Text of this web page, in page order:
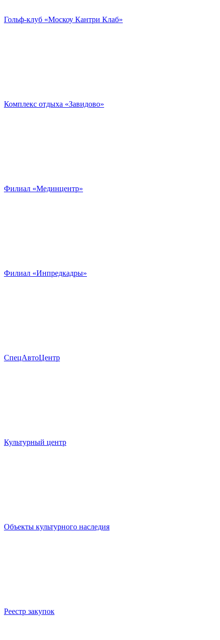
Гольф-клуб «Москоу Кантри Клаб»
Комплекс отдыха «Завидово»
Филиал «Мединцентр»
Филиал «Инпредкадры»
СпецАвтоЦентр
Культурный центр
Объекты культурного наследия
Реестр закупок